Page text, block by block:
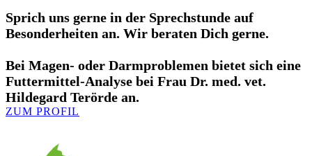
Sprich uns gerne in der Sprechstunde auf
Besonderheiten an. Wir beraten Dich gerne.
Bei Magen- oder Darmproblemen bietet sich eine
Futtermittel-Analyse bei Frau Dr. med. vet.
Hildegard Terörde an.
ZUM PROFIL